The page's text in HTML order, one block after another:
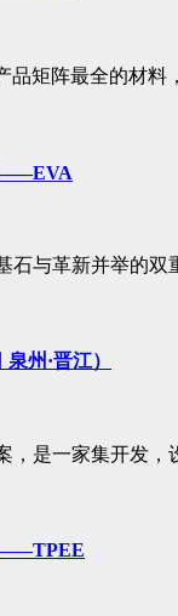
品矩阵最全的材
——EVA
石与革新并举的
州·晋江）
，是一家集开发
——TPEE